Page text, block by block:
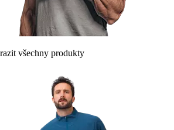
všechny produkty